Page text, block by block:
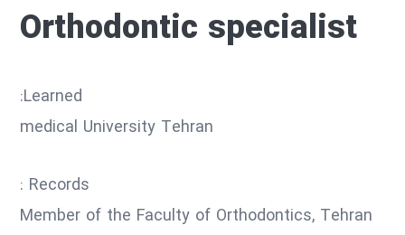
Orthodontic specialist
Learned:
medical University Tehran
Records :
Member of the Faculty of Orthodontics, Tehran